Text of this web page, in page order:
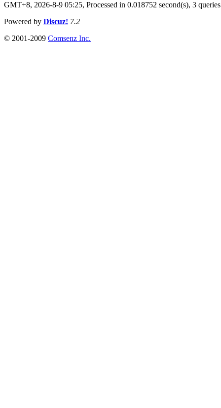
GMT+8, 2026-8-9 05:25, Processed in 0.018752 second(s), 3 queries
Powered by Discuz! 7.2
© 2001-2009 Comsenz Inc.